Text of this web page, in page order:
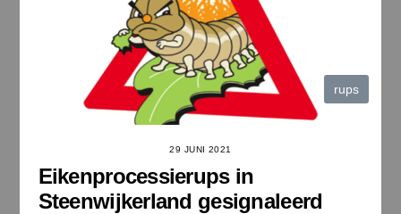
rups
29 JUNI 2021
Eikenprocessierups in
Steenwijkerland gesignaleerd